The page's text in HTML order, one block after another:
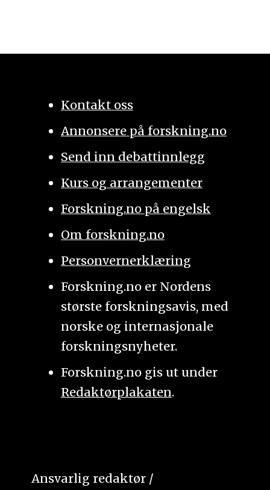
Kontakt oss
Annonsere på forskning.no
Send inn debattinnlegg
Kurs og arrangementer
Forskning.no på engelsk
Om forskning.no
Personvernerklæring
Forskning.no er Nordens
største forskningsavis, med
norske og internasjonale
forskningsnyheter.
Forskning.no gis ut under
Redaktørplakaten.
Ansvarlig redaktør /